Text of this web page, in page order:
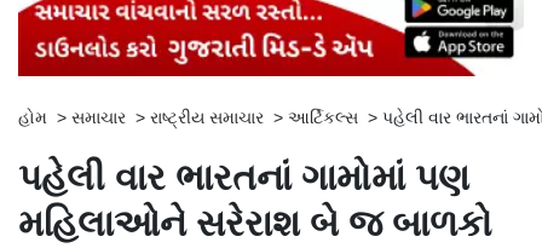
હોમ > સમાચાર > રાષ્ટ્રીય સમાચાર > આર્ટિકલ્સ > પહેલી વાર ભારતનાં
પહેલી વાર ભારતનાં ગામોમાં પણ
મહિલાઓને સરેરાશ બે જ બાળકો